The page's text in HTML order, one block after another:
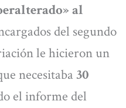
al
del segundo
le hicieron un
necesitaba 30
el informe del